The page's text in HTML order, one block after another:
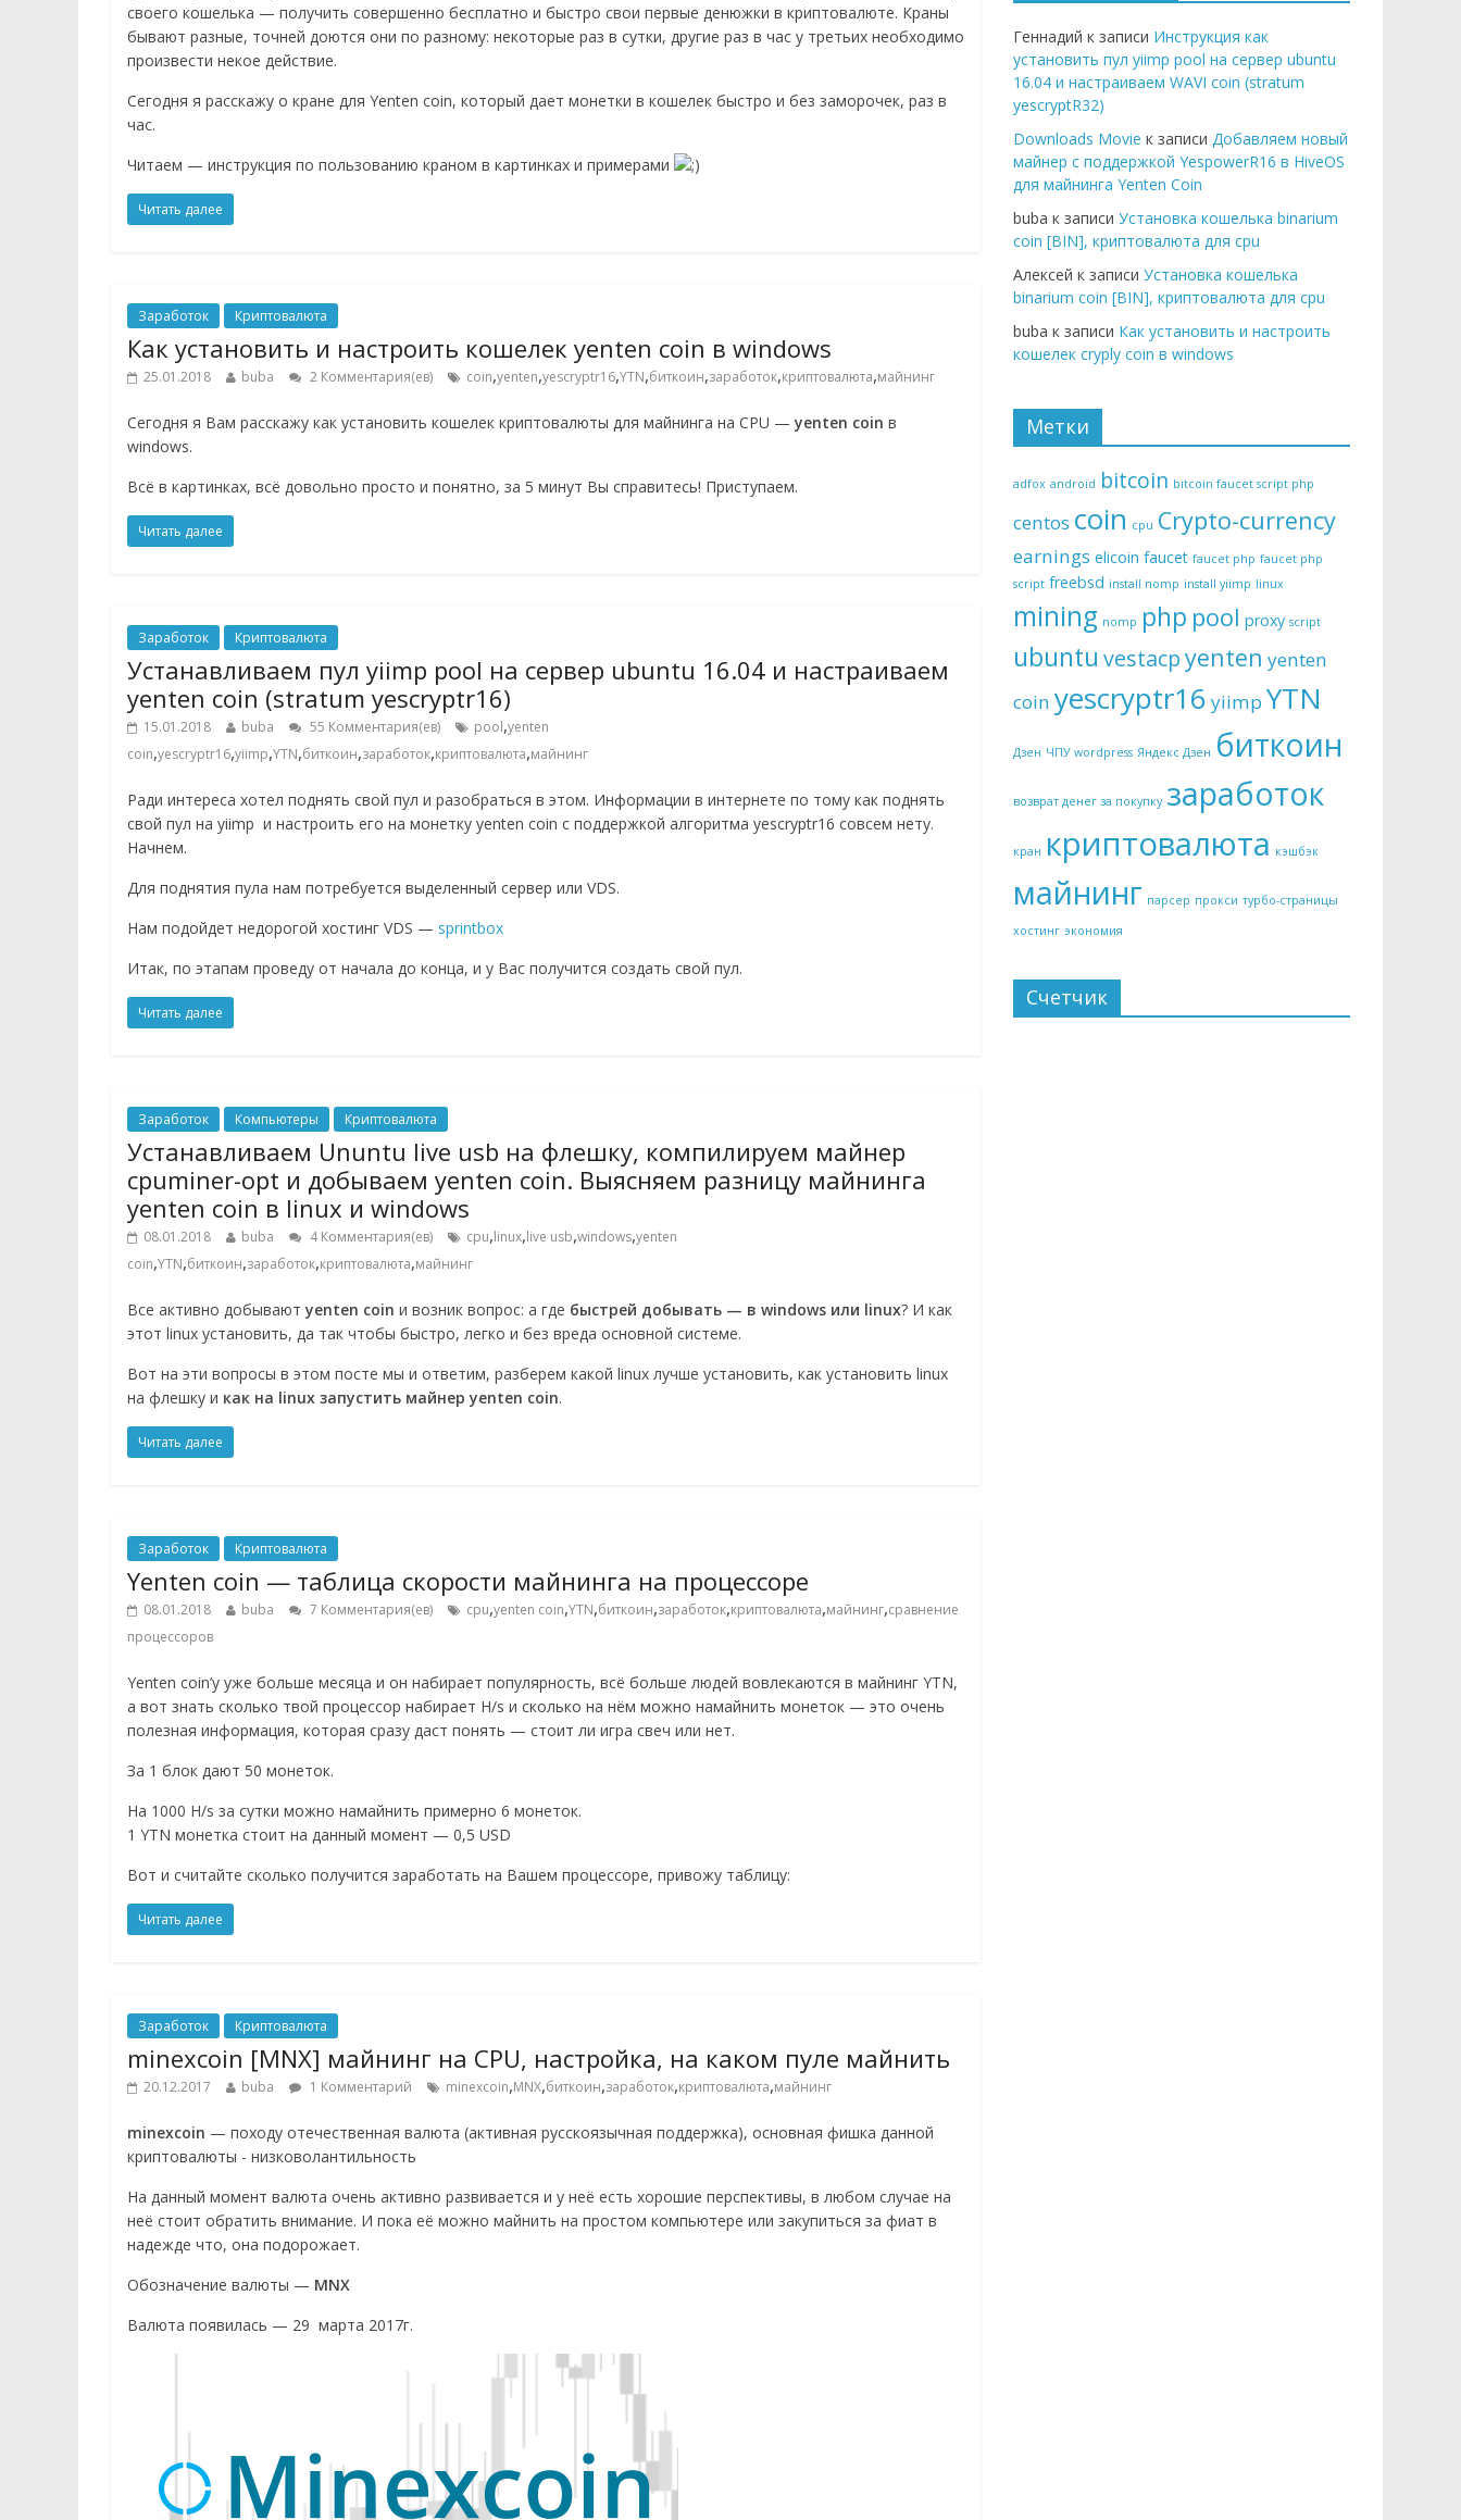
своего кошелька — получить совершенно бесплатно и быстро свои первые денюжки в криптовалюте. Краны
бывают разные, точней доются они по разному: некоторые раз в сутки, другие раз в час у третьих необходимо
произвести некое действие.
Сегодня я расскажу о кране для Yenten coin, который дает монетки в кошелек быстро и без заморочек, раз в
час.
Читаем — инструкция по пользованию краном в картинках и примерами
Читать далее
Заработок Криптовалюта
Как установить и настроить кошелек yenten coin в windows
25.01.2018 buba 2 Комментария(ев) coin,yenten,yescryptr16,YTN,биткоин,заработок,криптовалюта,майнинг
Сегодня я Вам расскажу как установить кошелек криптовалюты для майнинга на CPU — yenten coin в
windows.
Всё в картинках, всё довольно просто и понятно, за 5 минут Вы справитесь! Приступаем.
Читать далее
Заработок Криптовалюта
Устанавливаем пул yiimp pool на сервер ubuntu 16.04 и настраиваем
yenten coin (stratum yescryptr16)
15.01.2018 buba 55 Комментария(ев) pool,yenten
coin,yescryptr16,yiimp,YTN,биткоин,заработок,криптовалюта,майнинг
Ради интереса хотел поднять свой пул и разобраться в этом. Информации в интернете по тому как поднять
свой пул на yiimp и настроить его на монетку yenten coin с поддержкой алгоритма yescryptr16 совсем нету.
Начнем.
Для поднятия пула нам потребуется выделенный сервер или VDS.
Нам подойдет недорогой хостинг VDS — sprintbox
Итак, по этапам проведу от начала до конца, и у Вас получится создать свой пул.
Читать далее
Заработок Компьютеры Криптовалюта
Устанавливаем Ununtu live usb на флешку, компилируем майнер
cpuminer-opt и добываем yenten coin. Выясняем разницу майнинга
yenten coin в linux и windows
08.01.2018 buba 4 Комментария(ев) cpu,linux,live usb,windows,yenten
coin,YTN,биткоин,заработок,криптовалюта,майнинг
Все активно добывают yenten coin и возник вопрос: а где быстрей добывать — в windows или linux? И как
этот linux установить, да так чтобы быстро, легко и без вреда основной системе.
Вот на эти вопросы в этом посте мы и ответим, разберем какой linux лучше установить, как установить linux
на флешку и как на linux запустить майнер yenten coin.
Читать далее
Заработок Криптовалюта
Yenten coin — таблица скорости майнинга на процессоре
08.01.2018 buba 7 Комментария(ев) cpu,yenten coin,YTN,биткоин,заработок,криптовалюта,майнинг,сравнение
процессоров
Yenten coin’у уже больше месяца и он набирает популярность, всё больше людей вовлекаются в майнинг YTN,
а вот знать сколько твой процессор набирает H/s и сколько на нём можно намайнить монеток — это очень
полезная информация, которая сразу даст понять — стоит ли игра свеч или нет.
За 1 блок дают 50 монеток.
На 1000 H/s за сутки можно намайнить примерно 6 монеток.
1 YTN монетка стоит на данный момент — 0,5 USD
Вот и считайте сколько получится заработать на Вашем процессоре, привожу таблицу:
Читать далее
Заработок Криптовалюта
minexcoin [MNX] майнинг на CPU, настройка, на каком пуле майнить
20.12.2017 buba 1 Комментарий minexcoin,MNX,биткоин,заработок,криптовалюта,майнинг
minexcoin — походу отечественная валюта (активная русскоязычная поддержка), основная фишка данной
криптовалюты - низковолантильность
На данный момент валюта очень активно развивается и у неё есть хорошие перспективы, в любом случае на
неё стоит обратить внимание. И пока её можно майнить на простом компьютере или закупиться за фиат в
надежде что, она подорожает.
Обозначение валюты — MNX
Валюта появилась — 29 марта 2017г.
Геннадий к записи Инструкция как
установить пул yiimp pool на сервер ubuntu
16.04 и настраиваем WAVI coin (stratum
yescryptR32)
Downloads Movie к записи Добавляем новый
майнер с поддержкой YespowerR16 в HiveOS
для майнинга Yenten Coin
buba к записи Установка кошелька binarium
coin [BIN], криптовалюта для cpu
Алексей к записи Установка кошелька
binarium coin [BIN], криптовалюта для cpu
buba к записи Как установить и настроить
кошелек cryply coin в windows
Метки
adfox android bitcoin bitcoin faucet script php
centos coin cpu Crypto-currency
earnings elicoin faucet faucet php faucet php
script freebsd install nomp install yiimp linux
mining nomp php pool proxy script
ubuntu vestacpyenten yenten
coin yescryptr16 yiimp YTN
Дзен ЧПУ wordpress Яндекс Дзен биткоин
возврат денег за покупку заработок
кран криптовалюта кэшбэк
майнинг парсер прокси турбо-страницы
хостинг экономия
Счетчик